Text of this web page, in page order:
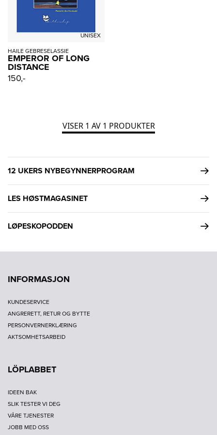
UNISEX
HAILE GEBRESELASSIE
EMPEROR OF LONG
DISTANCE
150,-
VISER 1 AV 1 PRODUKTER
12 UKERS NYBEGYNNERPROGRAM
LES HØSTMAGASINET
LØPESKOPODDEN
INFORMASJON
KUNDESERVICE
ANGRERETT, RETUR OG BYTTE
PERSONVERNERKLÆRING
AKTSOMHETSARBEID
LÖPLABBET
IDEEN BAK
SLIK TESTER VI DEG
VÅRE TJENESTER
JOBB MED OSS